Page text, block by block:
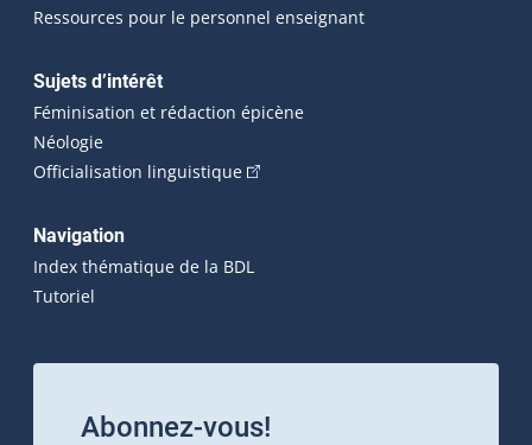
Ressources pour le personnel enseignant
Sujets d’intérêt
Féminisation et rédaction épicène
Néologie
Officialisation linguistique(Cet hyperlien externe s'ouvrira
Navigation
Index thématique de la BDL
Tutoriel
Abonnez-vous!